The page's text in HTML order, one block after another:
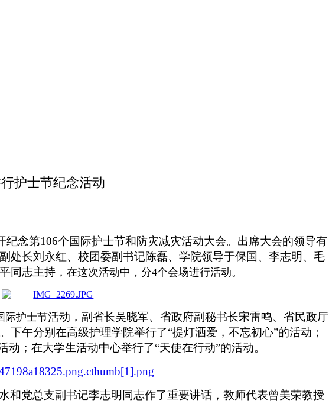
护士节纪念活动
念第106个国际护士节和防灾减灾活动大会。出席大会的领导有
处长刘永红、校团委副书记陈磊、学院领导于保国、李志明、毛
同志主持， 在这次活动中，分4个会场进行活动。
际护士节活动，副省长吴晓军、省政府副秘书长宋雷鸣、省民政厅
午分别在高级护理学院举行了“提灯洒爱，不忘初心”的活动；
动；在大学生活动中心举行了“天使在行动”的活动。
和党总支副书记李志明同志作了重要讲话，教师代表曾美荣教授